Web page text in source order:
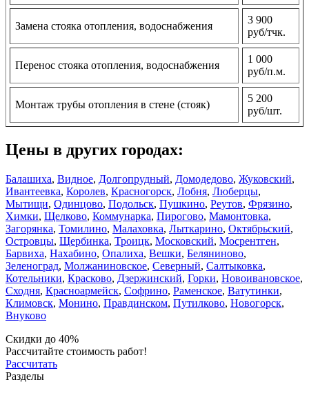
Замена стояка отопления, водоснабжения
3 900
руб/тчк.
Перенос стояка отопления, водоснабжения
1 000
руб/п.м.
Монтаж трубы отопления в стене (стояк)
5 200
руб/шт.
Цены в других городах:
Балашиха, Видное, Долгопрудный, Домодедово, Жуковский,
Ивантеевка, Королев, Красногорск, Лобня, Люберцы,
Мытищи, Одинцово, Подольск, Пушкино, Реутов, Фрязино,
Химки, Щелково, Коммунарка, Пирогово, Мамонтовка,
Загорянка, Томилино, Малаховка, Лыткарино, Октябрьский,
Островцы, Щербинка, Троицк, Московский, Мосрентген,
Барвиха, Нахабино, Опалиха, Вешки, Беляниново,
Зеленоград, Молжаниновское, Северный, Салтыковка,
Котельники, Красково, Дзержинский, Горки, Новоивановское,
Сходня, Красноармейск, Софрино, Раменское, Ватутинки,
Климовск, Монино, Правдинском, Путилково, Новогорск,
Внуково
Скидки до 40%
Рассчитайте стоимость работ!
Рассчитать
Разделы